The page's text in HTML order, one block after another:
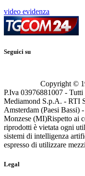
video evidenza
Seguici su
Copyright ©
P.Iva 03976881007 -
Mediamond S.p.A. - RTI
Amsterdam (Paesi
Monzese (MI)Rispetto ai
riprodotti è vietata ogni
sistemi di intelligenza
espresso di utilizzare
Legal